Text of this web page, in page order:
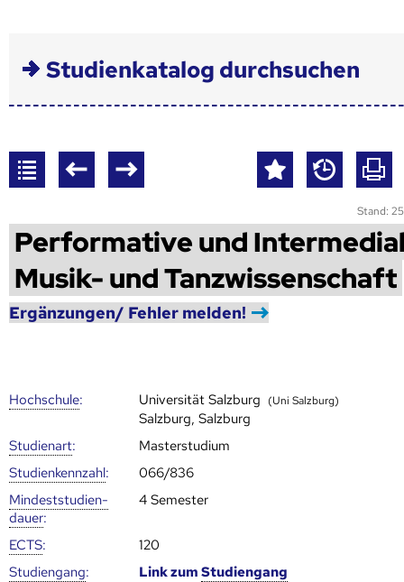
Studienkatalog durchsuchen
Stand:
Performative und
Musik- und Tanzwissenschaft
Ergänzungen/ Fehler melden!
Hoch­schule: Universität Salzburg (Uni Salzburg)
Salzburg, Salzburg
Studienart:
Masterstudium
Studien­kenn­zahl:
066/836
Mindest­studien­
dauer:
4 Semester
ECTS:
120
Studien­gang: Link zumStudien­gang